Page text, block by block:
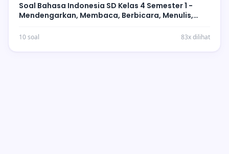
Soal Bahasa Indonesia SD Kelas 4 Semester 1 -
Mendengarkan, Membaca, Berbicara, Menulis,
10 soal 83x dilihat